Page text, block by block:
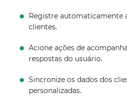
Registre automaticamente
clientes.
Acione ações de
respostas do usuário.
Sincronize os dados dos
personalizadas.